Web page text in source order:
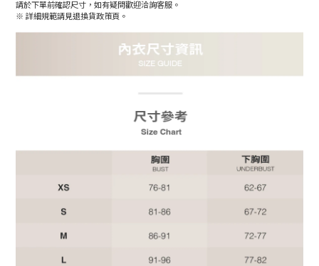
請於下單前確認尺寸，如有疑問歡迎洽詢客服。
※ 詳細規範請見退換貨政策頁。